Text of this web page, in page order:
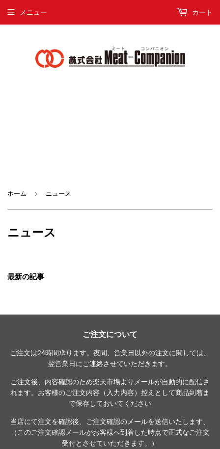
メニュー カート
ホーム › ニュース
ニュース
最新の記事
ご注文について
ご注文は24時間承ります。夜間、営業日以外の注文に関しては、
翌営業日にご連絡させていただきます。
ご注文後、内容確認のため楽天市場よりメールが自動的に配信さ
れます。お客様のご注文内容（入力内容）控えとして商品到着ま
で保存しておいてください
当店にて注文を確認後、ご注文確認のメールを送信いたします、
（このご注文確認メールがお客様へ到着した時点で正式なご注文
受付とさせていただきます。）